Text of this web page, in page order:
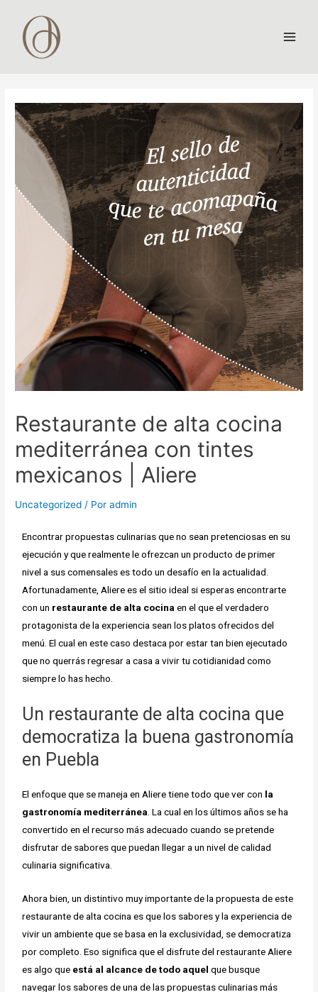
Restaurante de alta cocina
mediterránea con tintes
mexicanos | Aliere
Uncategorized / Poradmin
Encontrar propuestas culinarias que no sean pretenciosas en su
ejecución y que realmente le ofrezcan un producto de primer
nivel a sus comensales es todo un desafío en la actualidad.
Afortunadamente, Aliere es el sitio ideal si esperas encontrarte
con un restaurante de alta cocina en el que el verdadero
protagonista de la experiencia sean los platos ofrecidos del
menú. El cual en este caso destaca por estar tan bien ejecutado
que no querrás regresar a casa a vivir tu cotidianidad como
siempre lo has hecho.
Un restaurante de alta cocina que
democratiza la buena gastronomía
en Puebla
El enfoque que se maneja en Aliere tiene todo que ver con la
gastronomía mediterránea . La cual en los últimos años se ha
convertido en el recurso más adecuado cuando se pretende
disfrutar de sabores que puedan llegar a un nivel de calidad
culinaria significativa.
Ahora bien, un distintivo muy importante de la propuesta de este
restaurante de alta cocina es que los sabores y la experiencia de
vivir un ambiente que se basa en la exclusividad, se democratiza
por completo. Eso significa que el disfrute del restaurante Aliere
es algo que está al alcance de todo aquelque busque
navegar los sabores de una de las propuestas culinarias más